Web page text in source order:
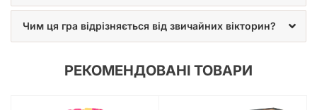
Чим ця гра відрізняється від звичайних вікторин?
РЕКОМЕНДОВАНІ ТОВАРИ